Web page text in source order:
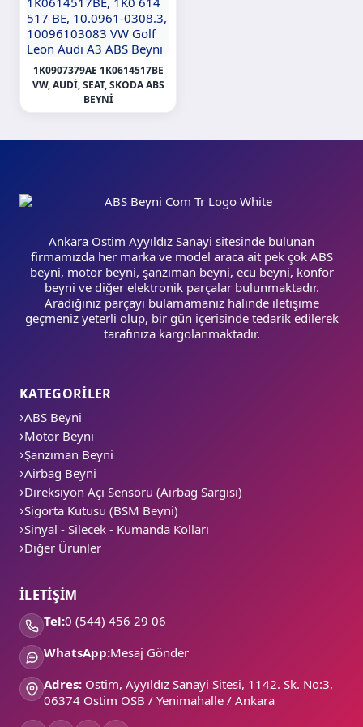
1K0907379AE 1K0614517BE
VW, AUDI, SEAT, SKODA ABS
BEYNI
Ankara Ostim Ayyıldız Sanayi sitesinde bulunan
firmamızda her marka ve model araca ait pek çok ABS
beyni, motor beyni, şanzıman beyni, ecu beyni, konfor
beyni ve diğer elektronik parçalar bulunmaktadır.
Aradığınız parçayı bulamamanız halinde iletişime
geçmeniz yeterli olup, bir gün içerisinde tedarik edilerek
tarafınıza kargolanmaktadır.
KATEGORİLER
ABS Beyni
Motor Beyni
Şanzıman Beyni
Airbag Beyni
Direksiyon Açı Sensörü (Airbag Sargısı)
Sigorta Kutusu (BSM Beyni)
Sinyal - Silecek - Kumanda Kolları
Diğer Ürünler
İLETİŞİM
Tel:0 (544) 456 29 06
WhatsApp:Mesaj Gönder
Adres: Ostim, Ayyıldız Sanayi Sitesi, 1142. Sk. No:3,
06374 Ostim OSB / Yenimahalle / Ankara